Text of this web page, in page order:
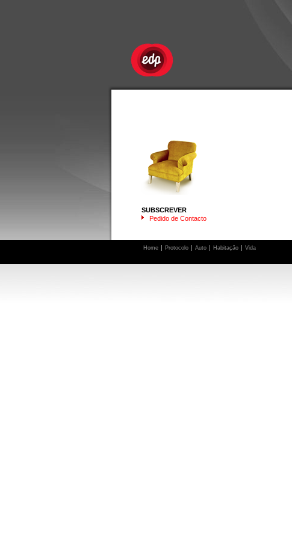
SUBSCREVER
Pedido de Contacto
Home Protocolo Auto Habitação Vida